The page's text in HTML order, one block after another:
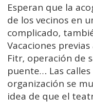
Esperan que la
de los vecinos en
complicado,
Vacaciones
Fitr, operación de
puente… Las
organización se
idea de que el